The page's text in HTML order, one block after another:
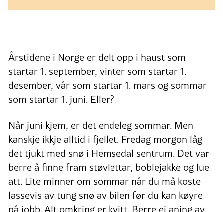
Årstidene i Norge er delt opp i haust som
startar 1. september, vinter som startar 1.
desember, vår som startar 1. mars og sommar
som startar 1. juni. Eller?
Når juni kjem, er det endeleg sommar. Men
kanskje ikkje alltid i fjellet. Fredag morgon låg
det tjukt med snø i Hemsedal sentrum. Det var
berre å finne fram støvlettar, boblejakke og lue
att. Lite minner om sommar når du må koste
lassevis av tung snø av bilen før du kan køyre
på jobb. Alt omkring er kvitt. Berre ei aning av